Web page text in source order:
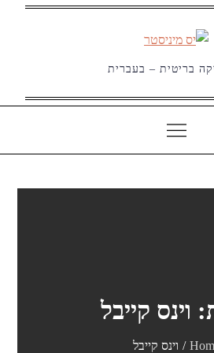
בריטית – בעברית
וינס קייבל
וינס קייבל